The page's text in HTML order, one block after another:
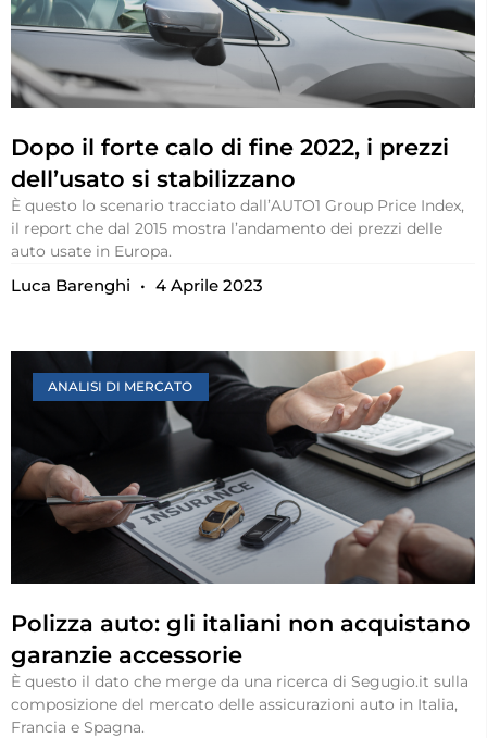
Dopo il forte calo di fine 2022, i prezzi
dell’usato si stabilizzano
È questo lo scenario tracciato dall’AUTO1 Group Price Index,
il report che dal 2015 mostra l’andamento dei prezzi delle
auto usate in Europa.
Luca Barenghi 4 Aprile 2023
ANALISI DI MERCATO
Polizza auto: gli italiani non acquistano
garanzie accessorie
È questo il dato che merge da una ricerca di Segugio.it sulla
composizione del mercato delle assicurazioni auto in Italia,
Francia e Spagna.